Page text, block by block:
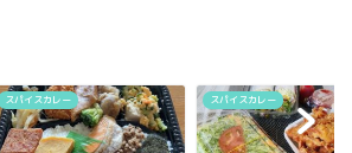
スパイスカレー スパイスカレー